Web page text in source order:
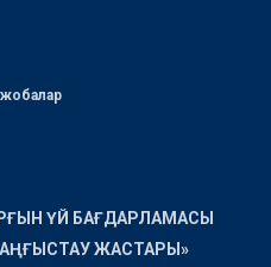
ҮЙ БАҒДАРЛАМАСЫ
ЖАСТАРЫ»